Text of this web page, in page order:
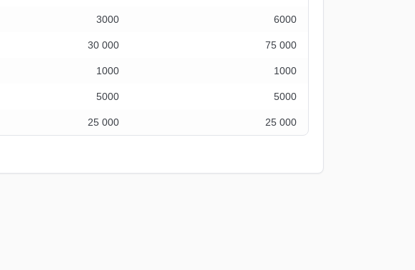
3000 6000
30 000 75 000
1000 1000
5000 5000
25 000 25 000